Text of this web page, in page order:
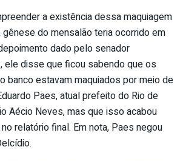
a existência dessa maquiagem
do mensalão teria ocorrido em
dado pelo senador
ele disse que ficou sabendo que os
banco estavam maquiados por meio de
Paes, atual prefeito do Rio de
Aécio Neves, mas que isso acabou
relatório final. Em nota, Paes negou